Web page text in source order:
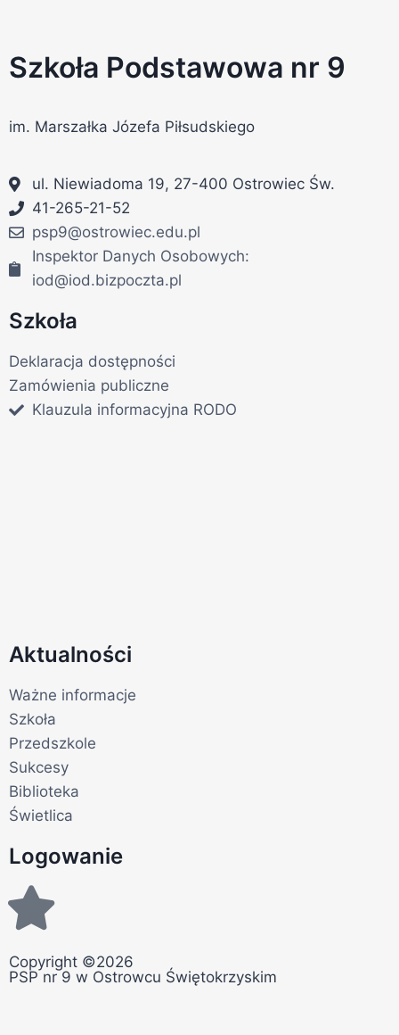
Szkoła Podstawowa nr 9
im. Marszałka Józefa Piłsudskiego
ul. Niewiadoma 19, 27-400 Ostrowiec Św.
41-265-21-52
psp9@ostrowiec.edu.pl
Inspektor Danych Osobowych:
iod@iod.bizpoczta.pl
Szkoła
Deklaracja dostępności
Zamówienia publiczne
Klauzula informacyjna RODO
Aktualności
Ważne informacje
Szkoła
Przedszkole
Sukcesy
Biblioteka
Świetlica
Logowanie
Copyright ©2026
PSP nr 9 w Ostrowcu Świętokrzyskim